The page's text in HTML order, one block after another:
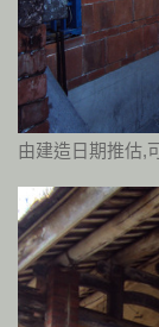
由建造日期推估,